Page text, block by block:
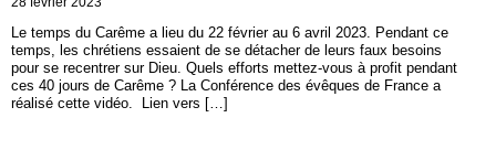
Le temps du Carême a lieu du 22 février au 6 avril 2023. Pendant ce
temps, les chrétiens essaient de se détacher de leurs faux besoins
pour se recentrer sur Dieu. Quels efforts mettez-vous à profit pendant
ces 40 jours de Carême ? La Conférence des évêques de France a
réalisé cette vidéo. Lien vers […]